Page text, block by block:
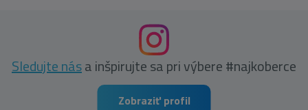
Sledujte nása inšpirujte sa pri výbere #najkoberce
Zobraziť profil